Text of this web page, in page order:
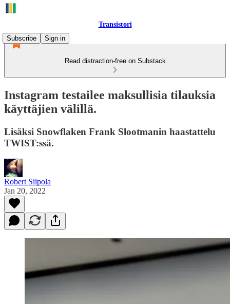
Transistori
Subscribe
Sign in
Read distraction-free on Substack
Instagram testailee maksullisia tilauksia
käyttäjien välillä.
Lisäksi Snowflaken Frank Slootmanin haastattelu
TWIST:ssä.
Robert Siipola
Jan 20, 2022